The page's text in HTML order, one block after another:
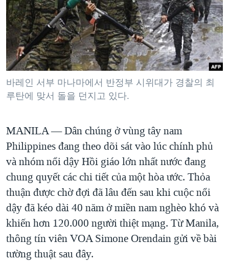
"Tìm"NGƯỜI VIỆT HẢI NGOẠI
ĐỜI SỐNG
KINH TẾ
KHOA HỌC
SỨC KHOẺ
VĂN HOÁ
TẠI
HÀNH TRÌNH BẦU CỬ 2024
MỘT NĂM CHIẾN TRANH TẠI DẢI GAZA
GIẢI MÃ VÀNH ĐAI & CON ĐƯỜNG
TRỊNH VĨNH BÌNH - NGƯỜI HẠ 'BÊN THẮNG CUỘC'
CHI PHÍ CHIẾN TRANH AFGHANISTAN
CÁC GIÁ TRỊ CỘNG HÒA Ở VIỆT NAM
THƯỢNG ĐỈNH TRUMP-KIM TẠI VIỆT NAM
TRỊNH VĨNH BÌNH VS. CHÍNH PHỦ VIỆT NAM
NGƯ DÂN VIỆT VÀ LÀN SÓNG TRỘM HẢI SÂM
BÊN KIA QUỐC LỘ: TIẾNG VỌNG TỪ NÔNG THÔN MỸ
QUAN HỆ VIỆT MỸ
VIDEO
NGHE
MẠNG XÃ HỘI
Ngôn ngữ khác
바레인 서부 마나마에서 반정부 시위대가 경찰의 최
루탄에 맞서 돌을 던지고 있다.
MANILA —Dân chúng ở vùng tây nam
Philippines đang theo dõi sát vào lúc chính phủ
và nhóm nổi dậy Hồi giáo lớn nhất nước đang
chung quyết các chi tiết của một hòa ước. Thỏa
thuận được chờ đợi đã lâu đến sau khi cuộc nổi
dậy đã kéo dài 40 năm ở miền nam nghèo khó và
khiến hơn 120.000 người thiệt mạng. Từ Manila,
thông tín viên VOA Simone Orendain gửi về bài
tường thuật sau đây.